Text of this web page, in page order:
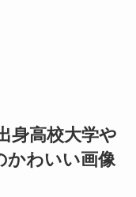
身高校大学や
かわいい画像